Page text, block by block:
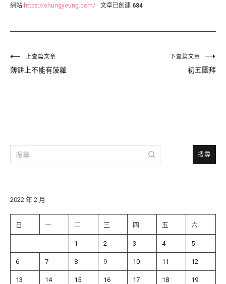
網站 https://shungyeung.com/ 文章已創建 684
文
章
上壹篇文章
薄餅上不能有菠蘿
下壹篇文章
初五團拜
搜
尋
字:
2022 年 2 月
日 一 二 三 四 五 六
1 2 3 4 5
6 7 8 9 10 11 12
13 14 15 16 17 18 19